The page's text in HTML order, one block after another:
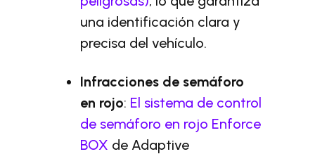
una identificación clara y
precisa del vehículo.
Infracciones de semáforo
en rojo: El sistema de control
de semáforo en rojo Enforce
BOX de Adaptive